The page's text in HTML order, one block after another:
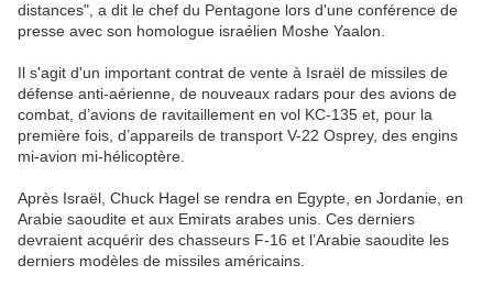
distances", a dit le chef du Pentagone lors d'une conférence de
presse avec son homologue israélien Moshe Yaalon.
Il s'agit d'un important contrat de vente à Israël de missiles de
défense anti-aérienne, de nouveaux radars pour des avions de
combat, d’avions de ravitaillement en vol KC-135 et, pour la
première fois, d’appareils de transport V-22 Osprey, des engins
mi-avion mi-hélicoptère.
Après Israël, Chuck Hagel se rendra en Egypte, en Jordanie, en
Arabie saoudite et aux Emirats arabes unis. Ces derniers
devraient acquérir des chasseurs F-16 et l’Arabie saoudite les
derniers modèles de missiles américains.